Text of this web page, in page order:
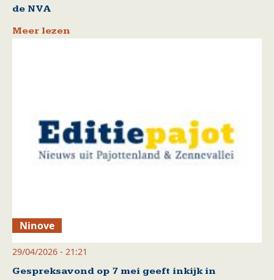
de NVA
Meer lezen
Ninove
29/04/2026 - 21:21
Gespreksavond op 7 mei geeft inkijk in